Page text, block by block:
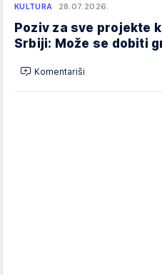
KULTURA 28.07.2026.
Poziv za sve projekte
Srbiji: Može se dobiti
Komentariši